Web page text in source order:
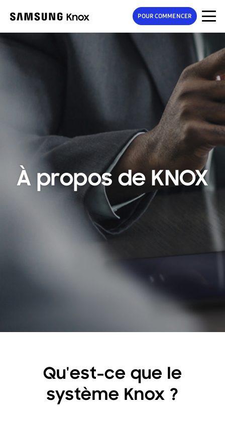
POUR COMMENCER
À propos de KNOX
Qu'est-ce que le
système Knox ?